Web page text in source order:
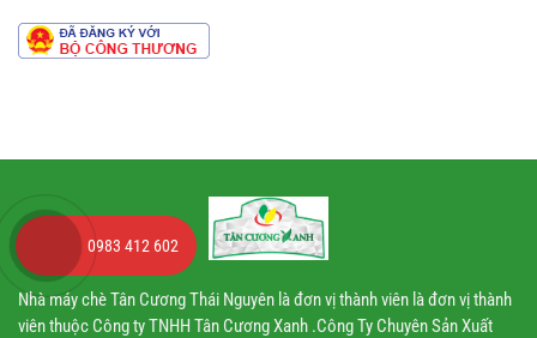
Nhà máy chè Tân Cương Thái Nguyên là đơn vị thành viên là đơn vị thành
viên thuộc Công ty TNHH Tân Cương Xanh .Công Ty Chuyên Sản Xuất
0983 412 602